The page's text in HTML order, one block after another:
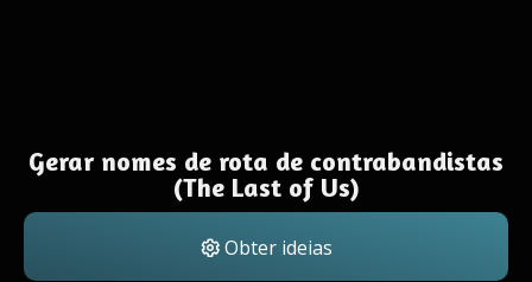
Gerar nomes de rota de contrabandistas
(The Last of Us)
Obter ideias